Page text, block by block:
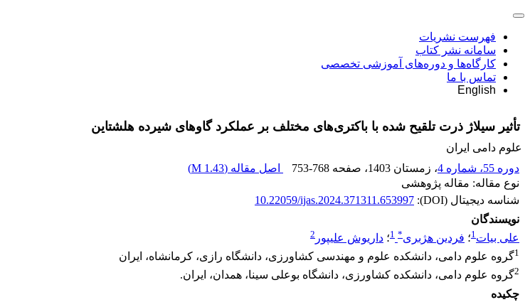
فهرست نشریات
سامانه نشر کتاب
کارگاه‌ها و دوره‌های آموزشی تخصصی
تماس با ما
English
تأثیر سیلاژ ذرت تلقیح شده با باکتری‌های مختلف بر عملکرد گاوهای شیرده هلشتاین
علوم دامی ایران
دوره 55، شماره 4
، زمستان 1403 ، صفحه 753-768 اصل مقاله (1.43 M
)
نوع مقاله: مقاله پژوهشی
شناسه دیجیتال (DOI):
10.22059/ijas.2024.371311.653997
نویسندگان
علی بیات1؛ فردین هژبری*
1؛ داریوش علیپور 2
1گروه علوم دامی، دانشکده علوم و مهندسی کشاورزی، دانشگاه رازی، کرمانشاه، ایران
2گروه علوم دامی، دانشکده کشاورزی، دانشگاه بوعلی سینا، همدان، ایران.
چکیده